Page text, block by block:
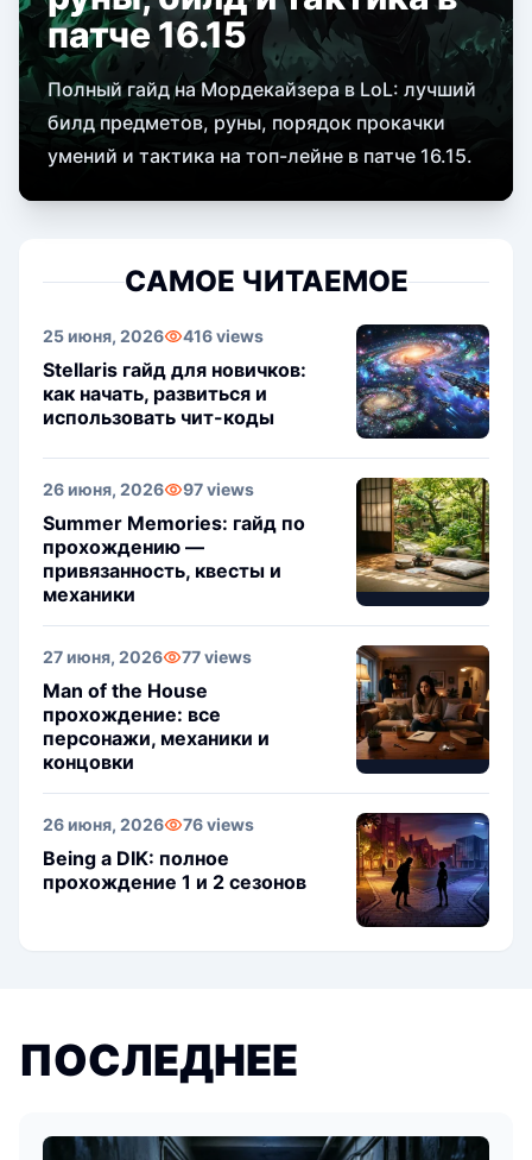
патче 16.15
Полный гайд на Мордекайзера в LoL: лучший
билд предметов, руны, порядок прокачки
умений и тактика на топ-лейне в патче 16.15.
САМОЕ ЧИТАЕМОЕ
25 июня, 2026 416 views
Stellaris гайд для новичков:
как начать, развиться и
использовать чит-коды
26 июня, 2026 97 views
Summer Memories: гайд по
прохождению —
привязанность, квесты и
механики
27 июня, 2026 77 views
Man of the House
прохождение: все
персонажи, механики и
концовки
26 июня, 2026 76 views
Being a DIK: полное
прохождение 1 и 2 сезонов
ПОСЛЕДНЕЕ